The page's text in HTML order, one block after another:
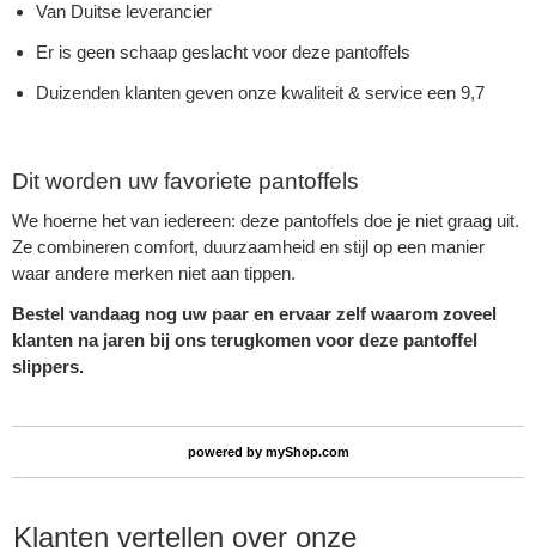
Van Duitse leverancier
Er is geen schaap geslacht voor deze pantoffels
Duizenden klanten geven onze kwaliteit & service een 9,7
Dit worden uw favoriete pantoffels
We hoerne het van iedereen: deze pantoffels doe je niet graag uit.
Ze combineren comfort, duurzaamheid en stijl op een manier
waar andere merken niet aan tippen.
Bestel vandaag nog uw paar en ervaar zelf waarom zoveel
klanten na jaren bij ons terugkomen voor deze pantoffel
slippers.
powered by myShop.com
Klanten vertellen over onze